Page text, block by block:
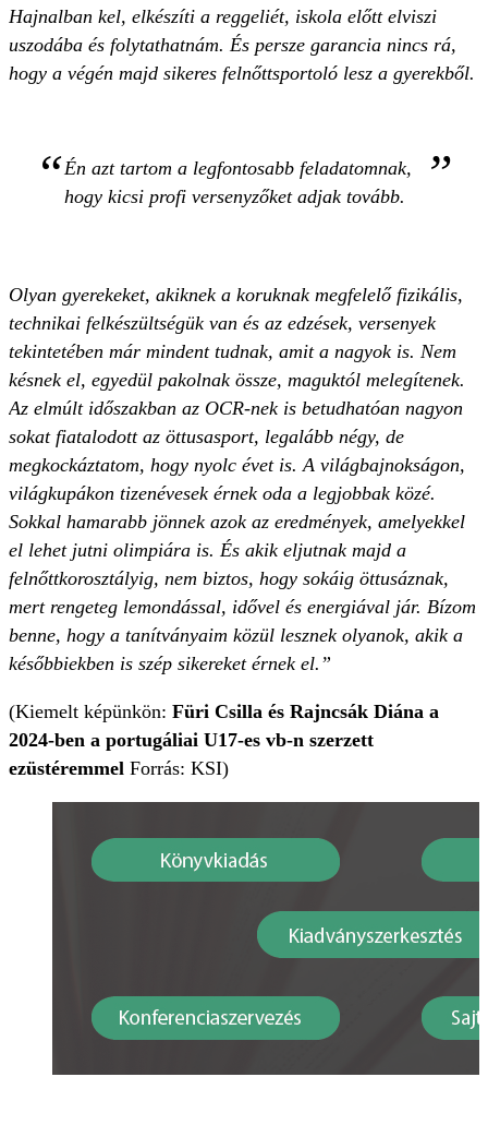
Hajnalban kel, elkészíti a reggeliét, iskola előtt elviszi
uszodába és folytathatnám. És persze garancia nincs rá,
hogy a végén majd sikeres felnőttsportoló lesz a gyerekből.
Én azt tartom a legfontosabb feladatomnak,
hogy kicsi profi versenyzőket adjak tovább.
Olyan gyerekeket, akiknek a koruknak megfelelő fizikális,
technikai felkészültségük van és az edzések, versenyek
tekintetében már mindent tudnak, amit a nagyok is. Nem
késnek el, egyedül pakolnak össze, maguktól melegítenek.
Az elmúlt időszakban az OCR-nek is betudhatóan nagyon
sokat fiatalodott az öttusasport, legalább négy, de
megkockáztatom, hogy nyolc évet is. A világbajnokságon,
világkupákon tizenévesek érnek oda a legjobbak közé.
Sokkal hamarabb jönnek azok az eredmények, amelyekkel
el lehet jutni olimpiára is. És akik eljutnak majd a
felnőttkorosztályig, nem biztos, hogy sokáig öttusáznak,
mert rengeteg lemondással, idővel és energiával jár. Bízom
benne, hogy a tanítványaim közül lesznek olyanok, akik a
későbbiekben is szép sikereket érnek el.”
(Kiemelt képünkön: Füri Csilla és Rajncsák Diána a
2024-ben a portugáliai U17-es vb-n szerzett
ezüstéremmel Forrás: KSI)